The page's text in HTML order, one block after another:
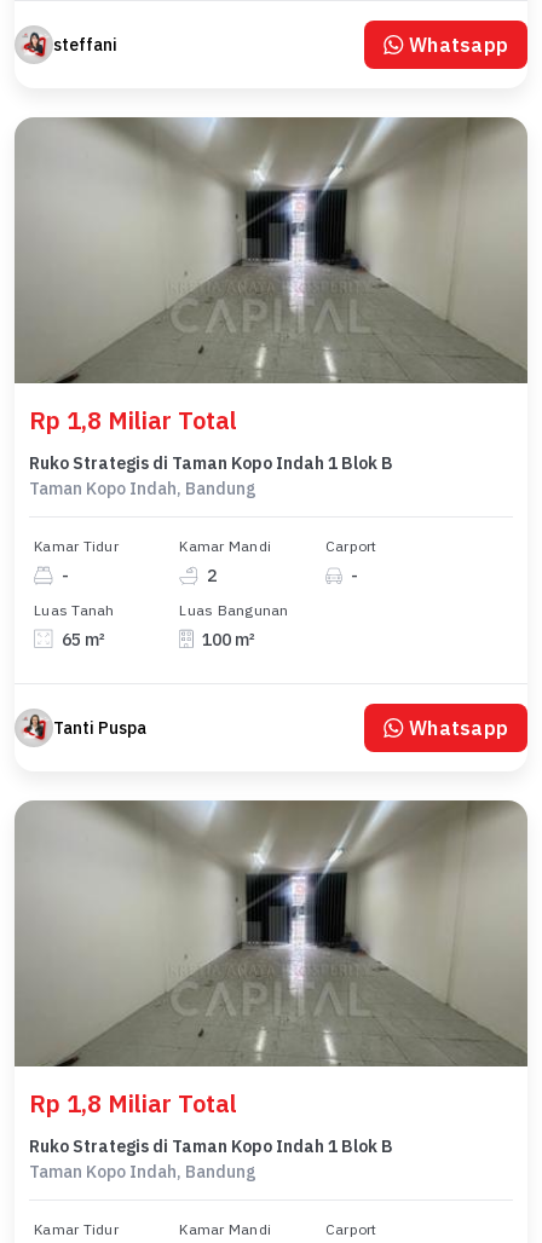
steffani Whatsapp
Rp 1,8 Miliar Total
Ruko Strategis di Taman Kopo Indah 1 Blok B
Taman Kopo Indah, Bandung
Kamar Tidur
-
Kamar Mandi
2
Carport
-
Luas Tanah
65 m²
Luas Bangunan
100 m²
Tanti Puspa Whatsapp
Rp 1,8 Miliar Total
Ruko Strategis di Taman Kopo Indah 1 Blok B
Taman Kopo Indah, Bandung
Kamar Tidur Kamar Mandi Carport